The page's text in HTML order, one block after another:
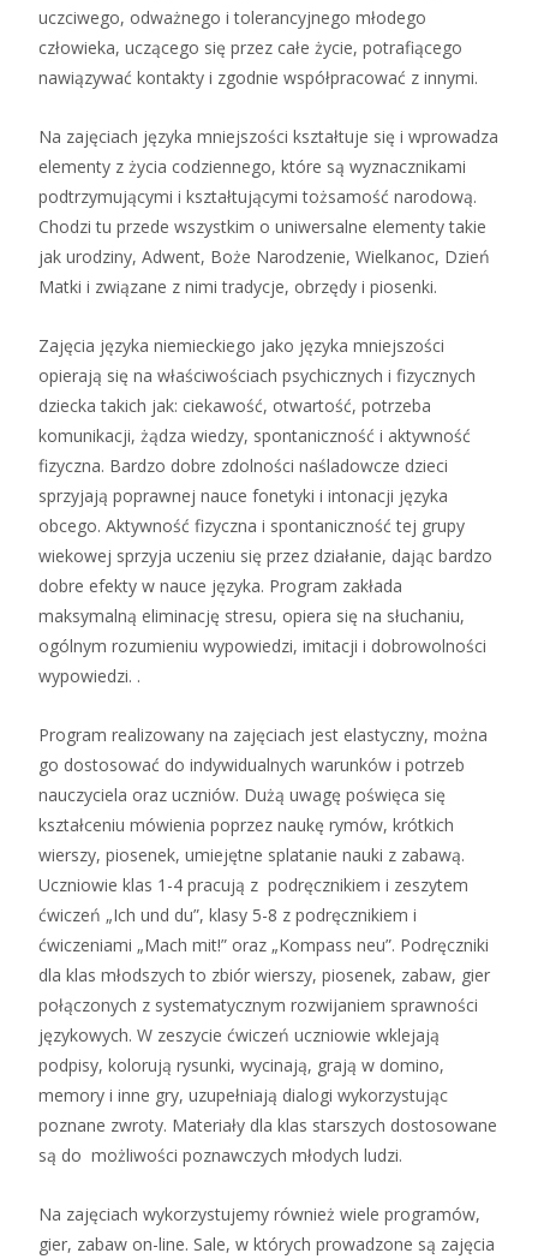
uczciwego, odważnego i tolerancyjnego młodego
człowieka, uczącego się przez całe życie, potrafiącego
nawiązywać kontakty i zgodnie współpracować z innymi.
Na zajęciach języka mniejszości kształtuje się i wprowadza
elementy z życia codziennego, które są wyznacznikami
podtrzymującymi i kształtującymi tożsamość narodową.
Chodzi tu przede wszystkim o uniwersalne elementy takie
jak urodziny, Adwent, Boże Narodzenie, Wielkanoc, Dzień
Matki i związane z nimi tradycje, obrzędy i piosenki.
Zajęcia języka niemieckiego jako języka mniejszości
opierają się na właściwościach psychicznych i fizycznych
dziecka takich jak: ciekawość, otwartość, potrzeba
komunikacji, żądza wiedzy, spontaniczność i aktywność
fizyczna. Bardzo dobre zdolności naśladowcze dzieci
sprzyjają poprawnej nauce fonetyki i intonacji języka
obcego. Aktywność fizyczna i spontaniczność tej grupy
wiekowej sprzyja uczeniu się przez działanie, dając bardzo
dobre efekty w nauce języka. Program zakłada
maksymalną eliminację stresu, opiera się na słuchaniu,
ogólnym rozumieniu wypowiedzi, imitacji i dobrowolności
wypowiedzi. .
Program realizowany na zajęciach jest elastyczny, można
go dostosować do indywidualnych warunków i potrzeb
nauczyciela oraz uczniów. Dużą uwagę poświęca się
kształceniu mówienia poprzez naukę rymów, krótkich
wierszy, piosenek, umiejętne splatanie nauki z zabawą.
Uczniowie klas 1-4 pracują z podręcznikiem i zeszytem
ćwiczeń „Ich und du”, klasy 5-8 z podręcznikiem i
ćwiczeniami „Mach mit!” oraz „Kompass neu”. Podręczniki
dla klas młodszych to zbiór wierszy, piosenek, zabaw, gier
połączonych z systematycznym rozwijaniem sprawności
językowych. W zeszycie ćwiczeń uczniowie wklejają
podpisy, kolorują rysunki, wycinają, grają w domino,
memory i inne gry, uzupełniają dialogi wykorzystując
poznane zwroty. Materiały dla klas starszych dostosowane
są do możliwości poznawczych młodych ludzi.
Na zajęciach wykorzystujemy również wiele programów,
gier, zabaw on-line. Sale, w których prowadzone są zajęcia